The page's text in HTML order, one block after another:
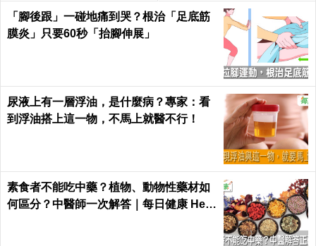
「腳後跟」一碰地痛到哭？根治「足底筋
膜炎」只要60秒「抬腳伸展」
尿液上有一層浮油，是什麼病？專家：看
到浮油搭上這一物，不馬上就醫不行！
素食者不能吃中藥？植物、動物性藥材如
何區分？中醫師一次解答｜每日健康 Heal